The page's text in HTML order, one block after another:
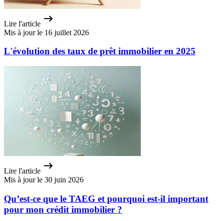
Lire l'article
Mis à jour le 16 juillet 2026
L'évolution des taux de prêt immobilier en 2025
Lire l'article
Mis à jour le 30 juin 2026
Qu’est-ce que le TAEG et pourquoi est-il important
pour mon crédit immobilier ?